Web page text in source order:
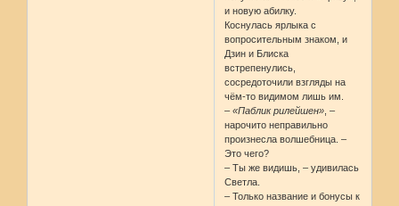
и новую абилку.
Коснулась ярлыка с
вопросительным знаком, и
Дзин и Блиска
встрепенулись,
сосредоточили взгляды на
чём-то видимом лишь им.
–«Паблик рилейшен» , –
нарочито неправильно
произнесла волшебница. –
Это чего?
– Ты же видишь, – удивилась
Светла.
– Только название и бонусы к